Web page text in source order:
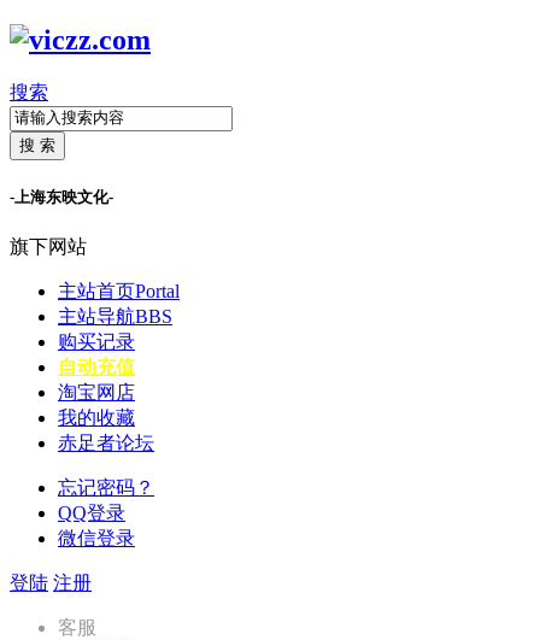
搜索
搜 索
-上海东映文化-
旗下网站
主站首页Portal
主站导航BBS
购买记录
自动充值
淘宝网店
我的收藏
赤足者论坛
忘记密码？
QQ登录
微信登录
登陆 注册
客服